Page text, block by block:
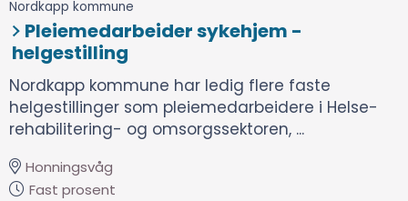
Nordkapp kommune
Pleiemedarbeider sykehjem -
helgestilling
Nordkapp kommune har ledig flere faste
helgestillinger som pleiemedarbeidere i Helse-
rehabilitering- og omsorgssektoren, ...
Honningsvåg
Fast prosent